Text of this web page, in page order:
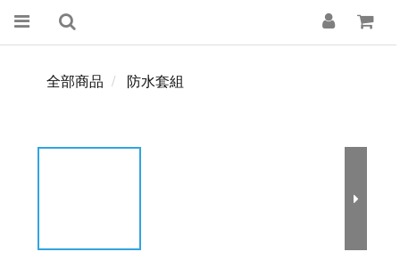
全部商品 防水套組